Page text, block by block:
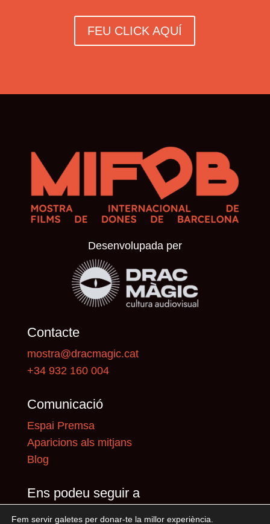
FEU CLICK AQUÍ
Desenvolupada per
Contacte
mostra@dracmagic.cat
+34 932 160 004
Comunicació
Espai Premsa
Aparicions als mitjans
Blog
Ens podeu seguir a
Fem servir galetes per donar-te la millor experiència.